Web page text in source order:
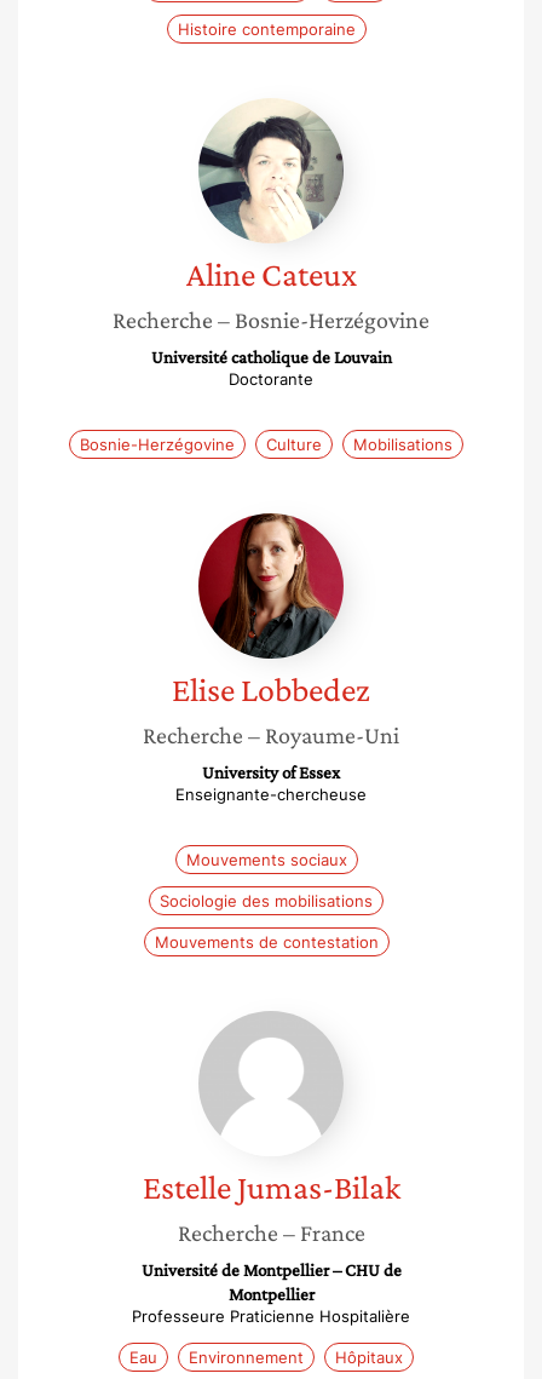
Histoire contemporaine
Aline
Cateux
Aline Cateux
Recherche – Bosnie-Herzégovine
Université catholique de Louvain
Doctorante
Bosnie-Herzégovine Culture Mobilisations
Elise
Lobbedez
EliseLobbedez
Recherche – Royaume-Uni
University of Essex
Enseignante-chercheuse
Mouvements sociaux
Sociologie des mobilisations
Mouvements de contestation
Estelle
Jumas-
Bilak
Estelle Jumas-Bilak
Recherche – France
Université de Montpellier – CHU de
Montpellier
Professeure Praticienne Hospitalière
Eau Environnement Hôpitaux